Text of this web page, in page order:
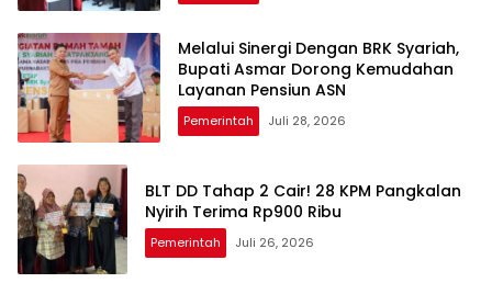
Melalui Sinergi Dengan BRK Syariah,
Bupati Asmar Dorong Kemudahan
Layanan Pensiun ASN
Pemerintah Juli 28, 2026
BLT DD Tahap 2 Cair! 28 KPM Pangkalan
Nyirih Terima Rp900 Ribu
Pemerintah Juli 26, 2026